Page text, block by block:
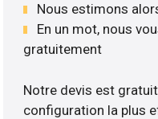
Nous estimons
En un mot, nous
gratuitement
Notre devis est
configuration la plus